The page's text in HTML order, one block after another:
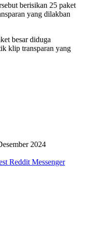
berisikan 25 paket
yang dilakban
besar diduga
klip transparan yang
2024
Reddit Messenger